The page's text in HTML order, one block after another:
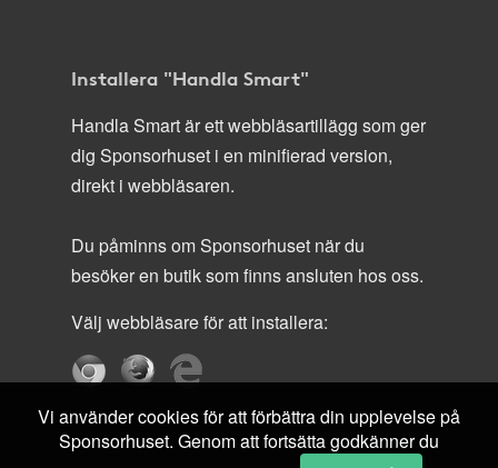
Installera "Handla Smart"
Handla Smart är ett webbläsartillägg som ger
dig Sponsorhuset i en minifierad version,
direkt i webbläsaren.
Du påminns om Sponsorhuset när du
besöker en butik som finns ansluten hos oss.
Välj webbläsare för att installera:
Vi använder cookies för att förbättra din upplevelse på
Sponsorhuset. Genom att fortsätta godkänner du